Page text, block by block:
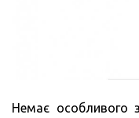
Немає особливого